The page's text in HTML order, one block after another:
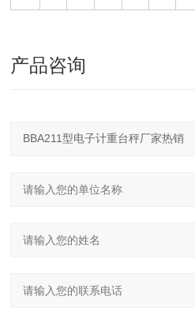
产品咨询